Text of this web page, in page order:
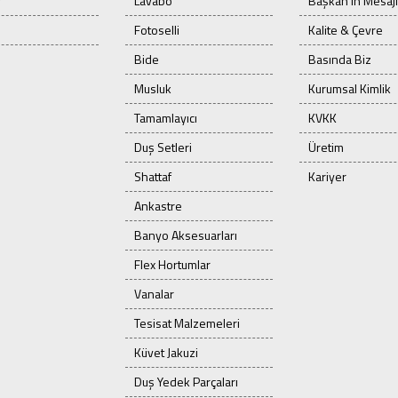
Fotoselli
Bide
Musluk
Tamamlayıcı
Duş Setleri
Shattaf
Ankastre
Banyo Aksesuarları
Flex Hortumlar
Vanalar
Tesisat Malzemeleri
Küvet Jakuzi
Duş Yedek Parçaları
Kalite & Çevre
Basında Biz
Kurumsal Kimlik
KVKK
Üretim
Kariyer